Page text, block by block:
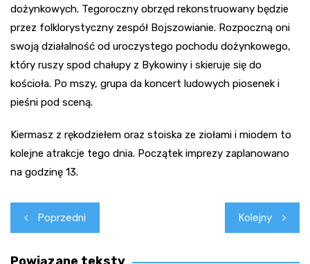
dożynkowych. Tegoroczny obrzęd rekonstruowany będzie
przez folklorystyczny zespół Bojszowianie. Rozpoczną oni
swoją działalność od uroczystego pochodu dożynkowego,
który ruszy spod chałupy z Bykowiny i skieruje się do
kościoła. Po mszy, grupa da koncert ludowych piosenek i
pieśni pod sceną.
Kiermasz z rękodziełem oraz stoiska ze ziołami i miodem to
kolejne atrakcje tego dnia. Początek imprezy zaplanowano
na godzinę 13.
Nawigacja
wpisu
Poprzedni Kolejny